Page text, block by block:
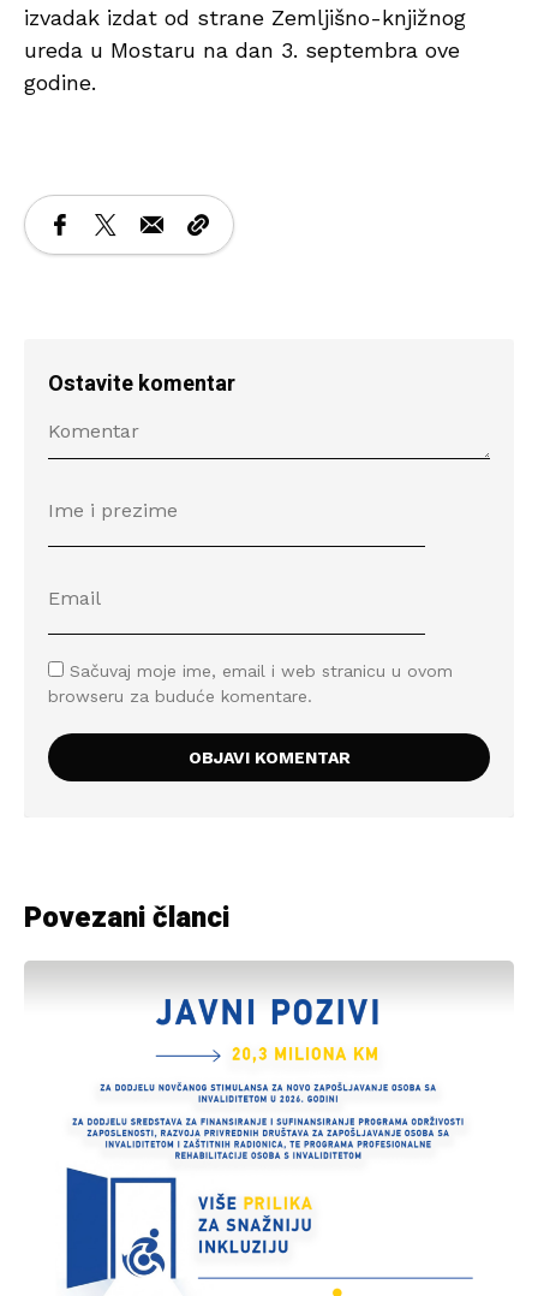
izvadak izdat od strane Zemljišno-knjižnog
ureda u Mostaru na dan 3. septembra ove
godine.
Ostavite komentar
Sačuvaj moje ime, email i web stranicu u ovom
browseru za buduće komentare.
Povezani članci